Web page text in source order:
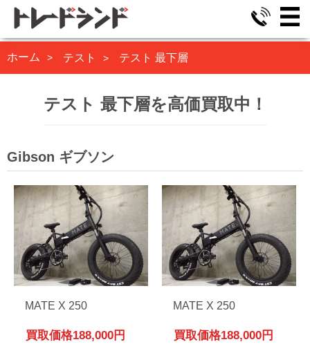
ホーム テスト テスト 最下層
テスト 最下層を高価買取中！
Gibson ギブソン
MATE X 250
買取価格188,000円
MATE X 250
買取価格188,000円